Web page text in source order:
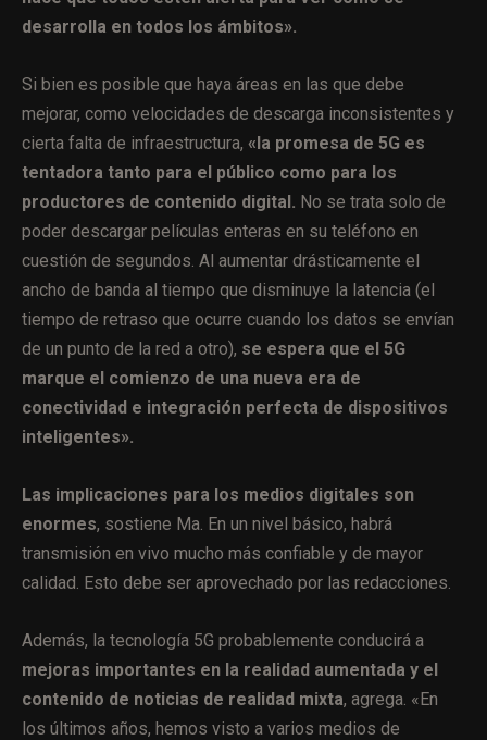
desarrolla en todos los ámbitos».
Si bien es posible que haya áreas en las que debe
mejorar, como velocidades de descarga inconsistentes y
cierta falta de infraestructura, «la promesa de 5G es
tentadora tanto para el público como para los
productores de contenido digital. No se trata solo de
poder descargar películas enteras en su teléfono en
cuestión de segundos. Al aumentar drásticamente el
ancho de banda al tiempo que disminuye la latencia (el
tiempo de retraso que ocurre cuando los datos se envían
de un punto de la red a otro), se espera que el 5G
marque el comienzo de una nueva era de
conectividad e integración perfecta de dispositivos
inteligentes».
Las implicaciones para los medios digitales son
enormes, sostiene Ma. En un nivel básico, habrá
transmisión en vivo mucho más confiable y de mayor
calidad. Esto debe ser aprovechado por las redacciones.
Además, la tecnología 5G probablemente conducirá a
mejoras importantes en la realidad aumentada y el
contenido de noticias de realidad mixta, agrega. «En
los últimos años, hemos visto a varios medios de